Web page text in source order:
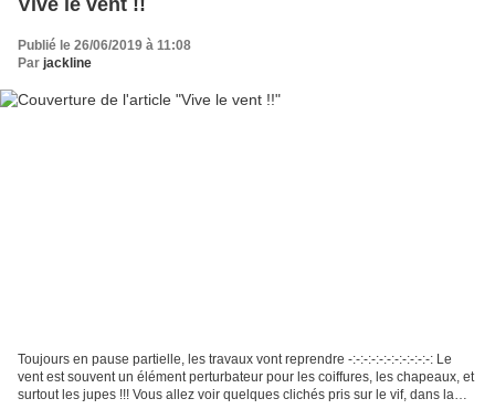
Vive le vent !!
Publié le 26/06/2019 à 11:08
Par jackline
Toujours en pause partielle, les travaux vont reprendre -:-:-:-:-:-:-:-:-:-:-: Le
vent est souvent un élément perturbateur pour les coiffures, les chapeaux, et
surtout les jupes !!! Vous allez voir quelques clichés pris sur le vif, dans la